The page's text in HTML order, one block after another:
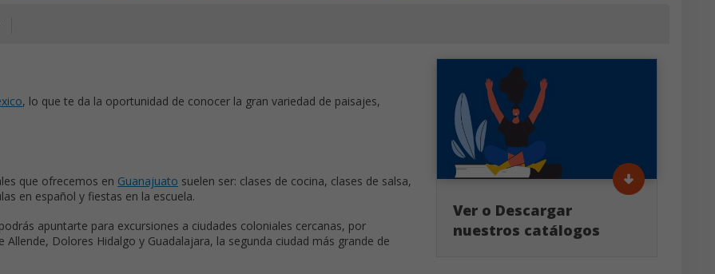
, lo que te da la oportunidad de conocer la gran variedad de paisajes,
que ofrecemos en Guanajuato suelen ser: clases de cocina, clases de salsa,
en español y fiestas en la escuela.
apuntarte para excursiones a ciudades coloniales cercanas, por
Allende, Dolores Hidalgo y Guadalajara, la segunda ciudad más grande de
Ver o Descargar
nuestros catálogos